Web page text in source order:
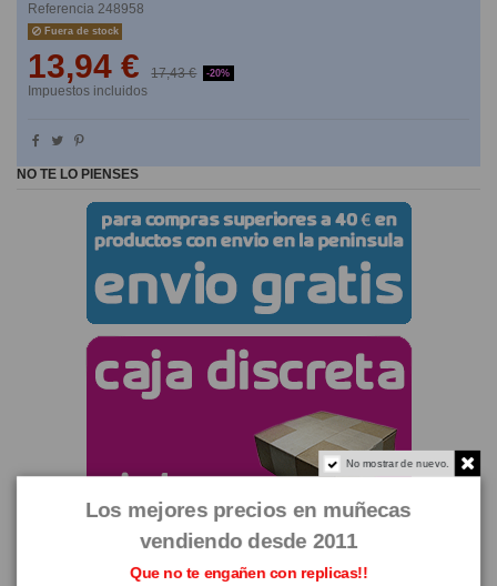
Referencia 248958
Fuera de stock
13,94 € 17,43 € -20%
Impuestos incluidos
NO TE LO PIENSES
No mostrar de nuevo.
Los mejores precios en muñecas
vendiendo desde 2011
Que no te engañen con replicas!!